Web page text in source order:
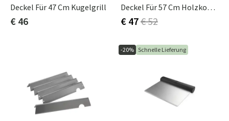
Deckel Für 47 Cm Kugelgrill
€ 46
Deckel Für 57 Cm Holzkohlegrill
€ 47€ 52
-20% Schnelle Lieferung